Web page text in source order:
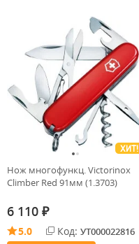
ХИТ!
Нож многофункц. Victorinox
Climber Red 91мм (1.3703)
6 110 ₽
5.0 Код: УТ000022816